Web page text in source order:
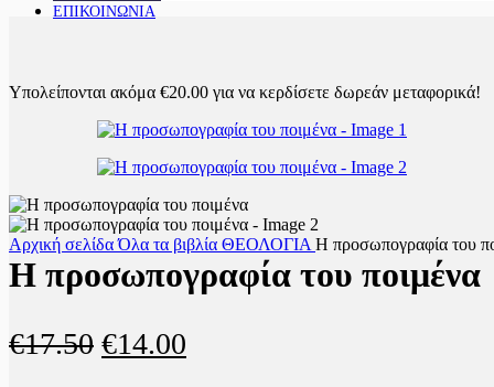
ΕΠΙΚΟΙΝΩΝΙΑ
Υπολείπονται ακόμα €20.00 για να κερδίσετε δωρεάν μεταφορικά!
Αρχική σελίδαΌλα τα βιβλία ΘΕΟΛΟΓΙΑ Η προσωπογραφία του
Η προσωπογραφία του ποιμένα
€17.50 Original
€14.00